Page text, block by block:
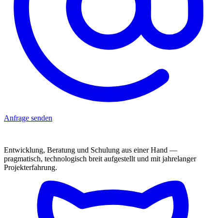
Anfrage senden
Entwicklung, Beratung und Schulung aus einer Hand —
pragmatisch, technologisch breit aufgestellt und mit jahrelanger
Projekterfahrung.